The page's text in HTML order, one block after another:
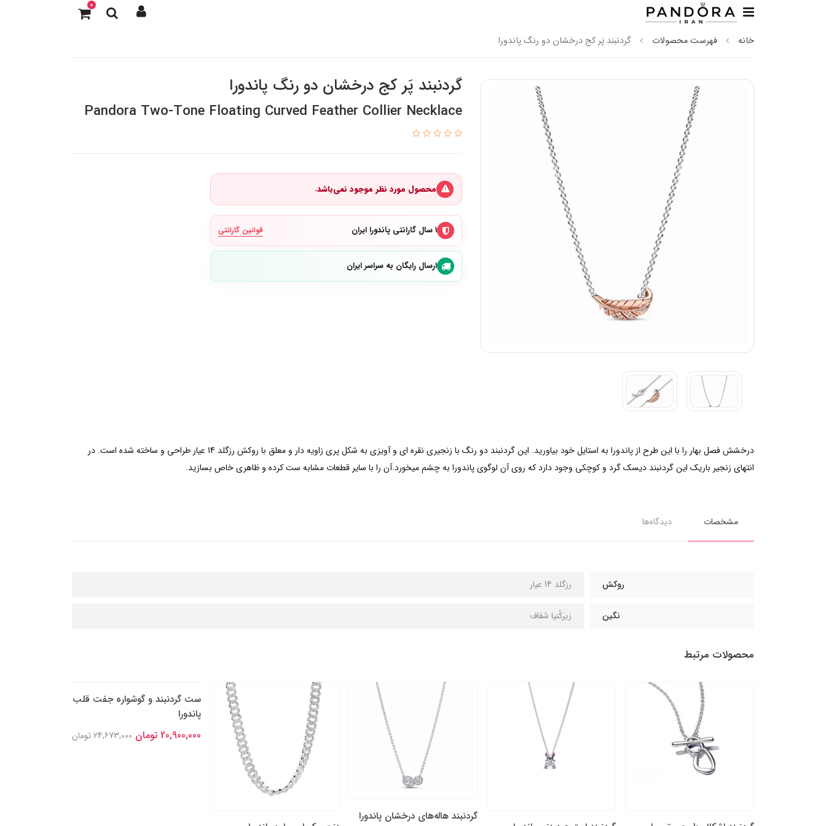
0
خانه فهرست محصولات گردنبند پَر کج درخشان دو رنگ پاندورا
گردنبند پَر کج درخشان دو رنگ پاندورا
Pandora Two-Tone Floating Curved Feather Collier Necklace
محصول مورد نظر موجود نمی‌باشد.
۱ سال گارانتی پاندورا ایران قوانین گارانتی
ارسال رایگان به سراسر ایران
درخشش فصل بهار را با این طرح از پاندورا به استایل خود بیاورید. این گردنبند دو رنگ با زنجیری نقره ای و آویزی به شکل پری زاویه دار و معلق با روکش رزگلد 14 عیار طراحی و ساخته شده است. در
انتهای زنجیر باریک این گردنبند دیسک گرد و کوچکی وجود دارد که روی آن لوگوی پاندورا به چشم میخورد.آن را با سایر قطعات مشابه ست کرده و ظاهری خاص بسازید.
مشخصات دیدگاه‌ها
روکش رزگلد 14 عیار
نگین زیرکُنیا شفاف
محصولات مرتبط
گردنبند هاله‌های درخشان پاندورا